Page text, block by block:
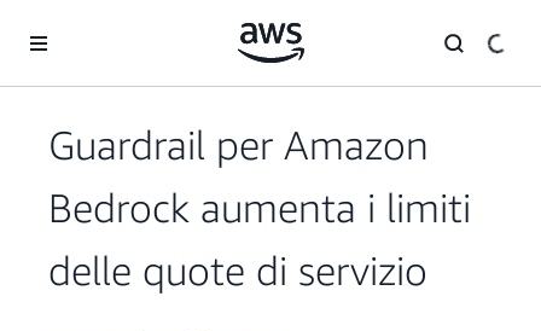
Guardrail per Amazon
Bedrock aumenta i limiti
delle quote di servizio